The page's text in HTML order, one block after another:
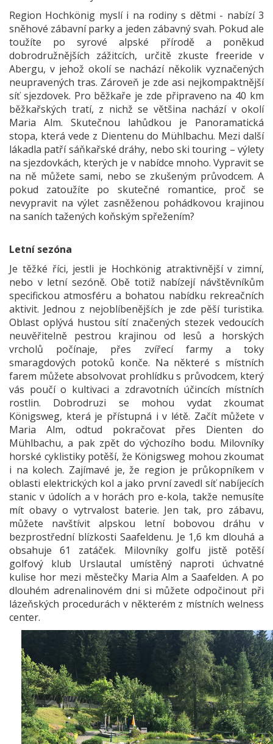
Region Hochkönig myslí i na rodiny s dětmi - nabízí 3
sněhové zábavní parky a jeden zábavný svah. Pokud ale
toužíte po syrové alpské přírodě a poněkud
dobrodružnějších zážitcích, určitě zkuste freeride v
Abergu, v jehož okolí se nachází několik vyznačených
neupravených tras. Zároveň je zde asi nejkompaktnější
síť sjezdovek. Pro běžkaře je zde připraveno na 40 km
běžkařských tratí, z nichž se většina nachází v okolí
Maria Alm. Skutečnou lahůdkou je Panoramatická
stopa, která vede z Dientenu do Mühlbachu. Mezi další
lákadla patří sáňkařské dráhy, nebo ski touring – výlety
na sjezdovkách, kterých je v nabídce mnoho. Vypravit se
na ně můžete sami, nebo se zkušeným průvodcem. A
pokud zatoužíte po skutečné romantice, proč se
nevypravit na výlet zasněženou pohádkovou krajinou
na saních tažených koňským spřežením?
Letní sezóna
Je těžké říci, jestli je Hochkönig atraktivnější v zimní,
nebo v letní sezóně. Obě totiž nabízejí návštěvníkům
specifickou atmosféru a bohatou nabídku rekreačních
aktivit. Jednou z nejoblíbenějších je zde pěší turistika.
Oblast oplývá hustou sítí značených stezek vedoucích
neuvěřitelně pestrou krajinou od lesů a horských
vrcholů počínaje, přes zvířecí farmy a toky
smaragdových potoků konče. Na některé s místních
farem můžete absolvovat prohlídku s průvodcem, který
vás poučí o kultivaci a zdravotních účincích místních
rostlin. Dobrodruzi se mohou vydat zkoumat
Königsweg, která je přístupná i v létě. Začít můžete v
Maria Alm, odtud pokračovat přes Dienten do
Mühlbachu, a pak zpět do výchozího bodu. Milovníky
horské cyklistiky potěší, že Königsweg mohou zkoumat
i na kolech. Zajímavé je, že region je průkopníkem v
oblasti elektrických kol a jako první zavedl síť nabíjecích
stanic v údolích a v horách pro e-kola, takže nemusíte
mít obavy o vytrvalost baterie. Jen tak, pro zábavu,
můžete navštívit alpskou letní bobovou dráhu v
bezprostřední blízkosti Saafeldenu. Je 1,6 km dlouhá a
obsahuje 61 zatáček. Milovníky golfu jistě potěší
golfový klub Urslautal umístěný naproti úchvatné
kulise hor mezi městečky Maria Alm a Saafelden. A po
dlouhém adrenalinovém dni si můžete odpočinout při
lázeňských procedurách v některém z místních welness
center.